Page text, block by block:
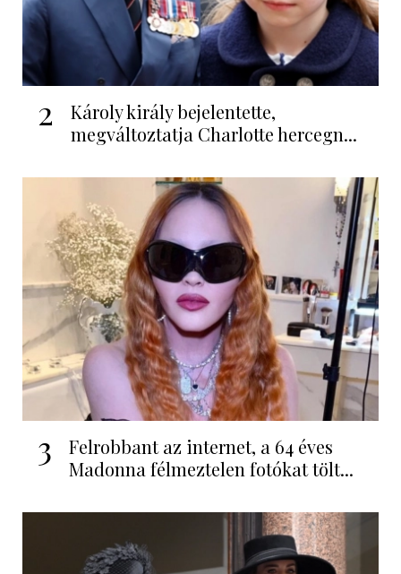
2
Károly király bejelentette,
megváltoztatja Charlotte hercegn...
3
Felrobbant az internet, a 64 éves
Madonna félmeztelen fotókat tölt...